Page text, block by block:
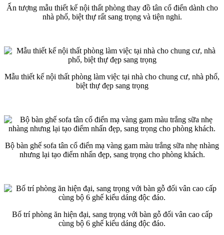
Ấn tượng mẫu thiết kế nội thất phòng thay đồ tân cổ điển dành cho
nhà phố, biệt thự rất sang trọng và tiện nghi.
Mẫu thiết kế nội thất phòng làm việc tại nhà cho chung cư, nhà phố,
biệt thự đẹp sang trọng
Bộ bàn ghế sofa tân cổ điển mạ vàng gam màu trắng sữa nhẹ nhàng
nhưng lại tạo điểm nhấn đẹp, sang trọng cho phòng khách.
Bố trí phòng ăn hiện đại, sang trọng với bàn gỗ đối vân cao cấp
cùng bộ 6 ghế kiểu dáng độc đáo.